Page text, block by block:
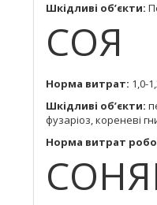
Шкідливі об’єкти:
СОЯ
Норма витрат: 1,0-
Шкідливі об’єкти:
фузаріоз, кореневі
Норма витрат